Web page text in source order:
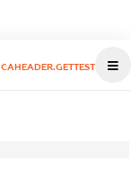
CAHEADER.GETTEST